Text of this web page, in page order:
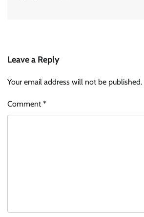
Leave a Reply
Your email address will not be published.
Comment*